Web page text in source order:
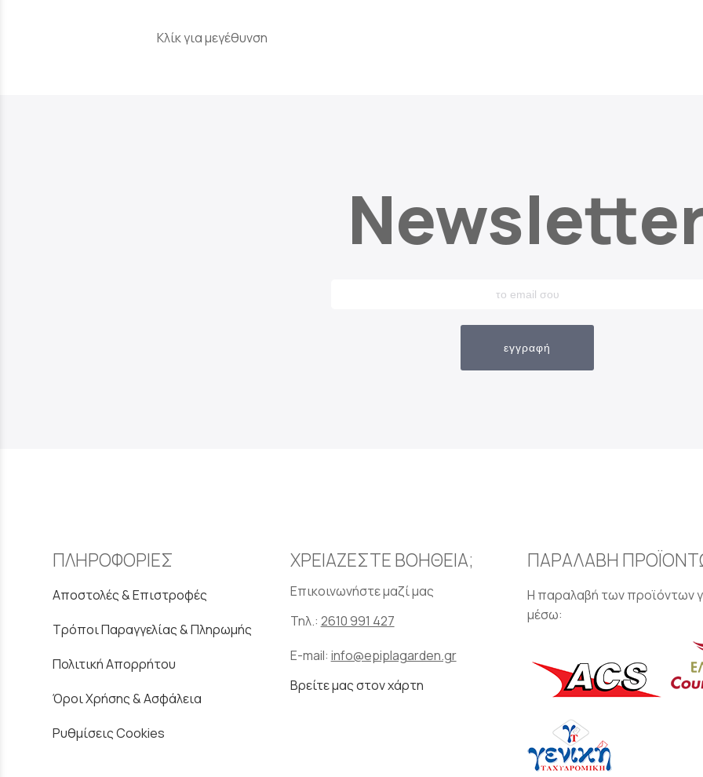
Κλίκ για μεγέθυνση
εγγραφή
ΠΛΗΡΟΦΟΡΙΕΣ
Αποστολές & Επιστροφές
Τρόποι Παραγγελίας & Πληρωμής
Πολιτική Απορρήτου
Όροι Χρήσης & Ασφάλεια
Ρυθμίσεις Cookies
ΧΡΕΙΑΖΕΣΤΕ ΒΟΗΘΕΙΑ;
Επικοινωνήστε μαζί μας
Τηλ.: 2610 991 427
E-mail: info@epiplagarden.gr
Βρείτε μας στον χάρτη
ΠΑΡΑΛΑΒΗ
Η παραλαβή των προϊόντων
μέσω: